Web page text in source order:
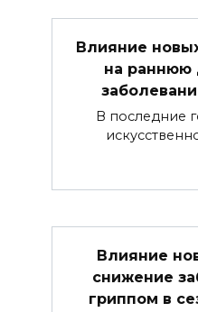
Влияние
на раннюю
В последние
Влияние
снижение
гриппом в